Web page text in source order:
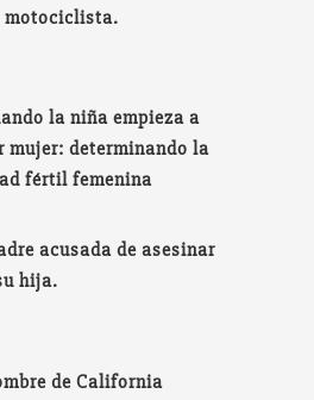
motociclista.
la niña empieza a
mujer: determinando la
fértil femenina
acusada de asesinar
hija.
de California